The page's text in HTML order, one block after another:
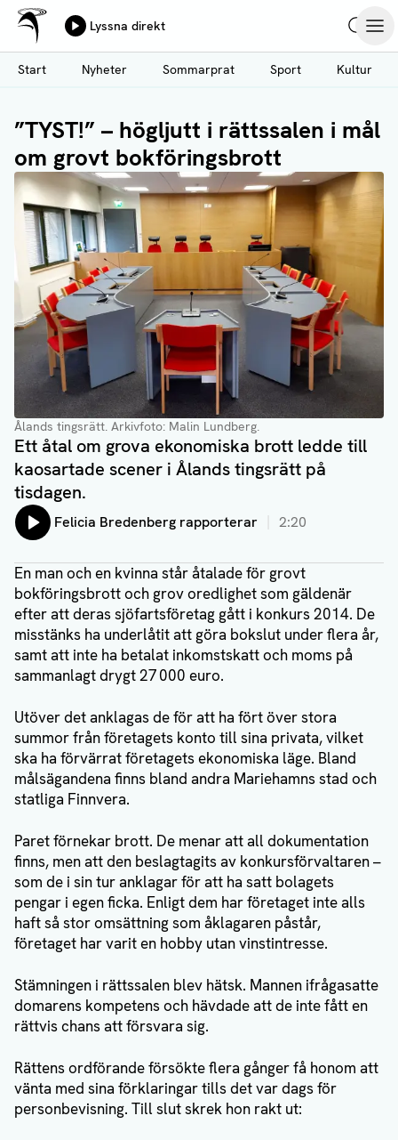
Hoppa
till
huvudinnehåll
Ålands Radio & TV
Lyssna direkt
Start
Nyheter Sommarprat Sport Kultur
”TYST!” – högljutt i rättssalen i mål
om grovt bokföringsbrott
Ålands tingsrätt. Arkivfoto: Malin Lundberg.
Ett åtal om grova ekonomiska brott ledde till
kaosartade scener i Ålands tingsrätt på
tisdagen.
Lyssna på:
Felicia Bredenberg rapporterar 2:20
En man och en kvinna står åtalade för grovt
bokföringsbrott och grov oredlighet som gäldenär
efter att deras sjöfartsföretag gått i konkurs 2014. De
misstänks ha underlåtit att göra bokslut under flera år,
samt att inte ha betalat inkomstskatt och moms på
sammanlagt drygt 27 000 euro.
Utöver det anklagas de för att ha fört över stora
summor från företagets konto till sina privata, vilket
ska ha förvärrat företagets ekonomiska läge. Bland
målsägandena finns bland andra Mariehamns stad och
statliga Finnvera.
Paret förnekar brott. De menar att all dokumentation
finns, men att den beslagtagits av konkursförvaltaren –
som de i sin tur anklagar för att ha satt bolagets
pengar i egen ficka. Enligt dem har företaget inte alls
haft så stor omsättning som åklagaren påstår,
företaget har varit en hobby utan vinstintresse.
Stämningen i rättssalen blev hätsk. Mannen ifrågasatte
domarens kompetens och hävdade att de inte fått en
rättvis chans att försvara sig.
Rättens ordförande försökte flera gånger få honom att
vänta med sina förklaringar tills det var dags för
personbevisning. Till slut skrek hon rakt ut: